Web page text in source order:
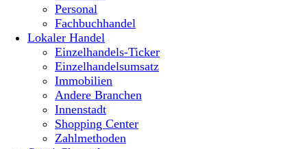
Personal
Fachbuchhandel
Lokaler Handel
Einzelhandels-Ticker
Einzelhandelsumsatz
Immobilien
Andere Branchen
Innenstadt
Shopping Center
Zahlmethoden